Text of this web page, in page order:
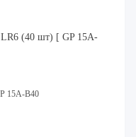
LR6 (40 шт) [ GP 15A-
15A-B40